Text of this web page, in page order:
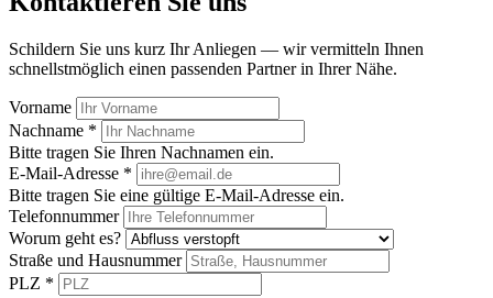
* Pflichtfelder. Die Vermittlung ist für Sie kostenlos.
Dieses Formular ist durch reCAPTCHA geschützt. Es gelten die
Datenschutzbestimmungenund dieNutzungsbedingungen
Anfrage senden
Navigation
Start
Abflussreinigung
Übersicht
Ratgeber
Kontakt